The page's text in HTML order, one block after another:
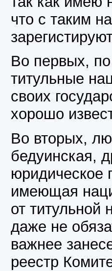
что с таким
Во первых,
титульные
своих
хорошо
Во вторых,
бедуинская,
юридическое
имеющая
от титульной
даже не
важнее
реестр